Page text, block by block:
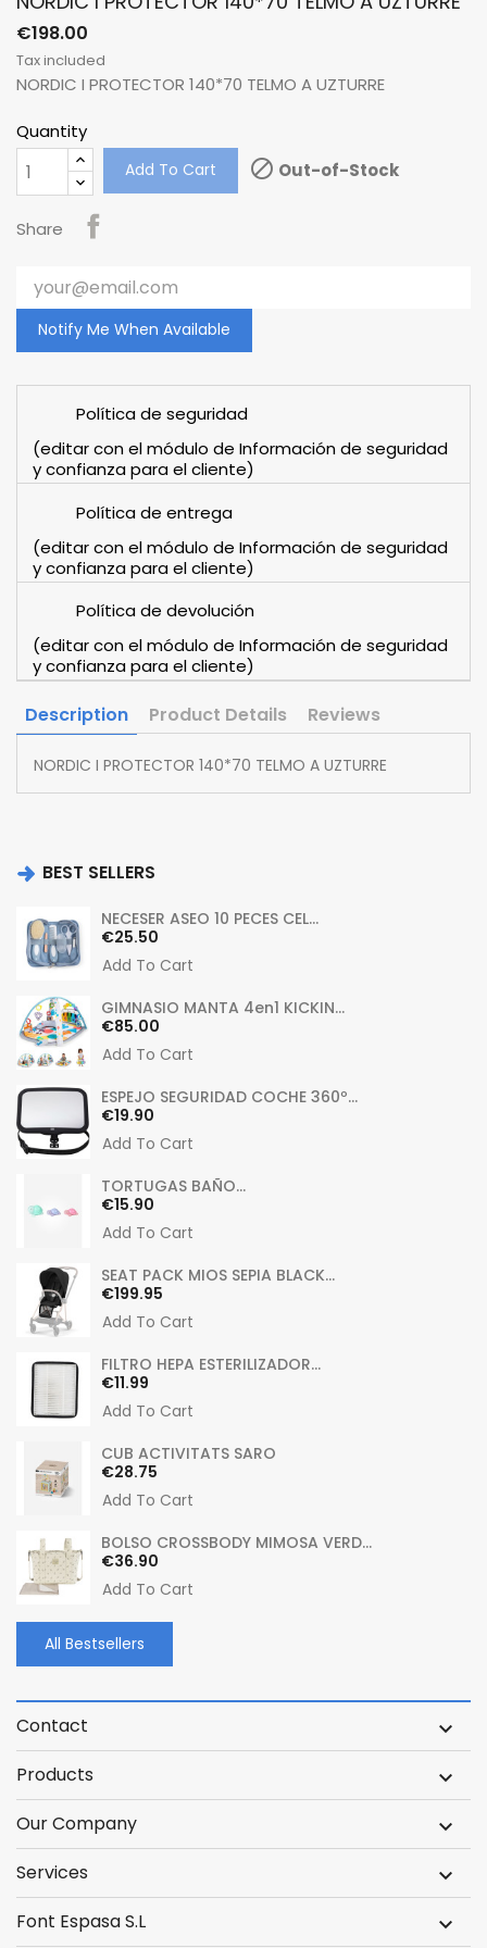
€198.00
Tax included
NORDIC I PROTECTOR 140*70 TELMO A UZTURRE
Quantity
Add To Cart  Out-of-Stock
Share
Notify Me When Available
Política de seguridad
(editar con el módulo de Información de seguridad
y confianza para el cliente)
Política de entrega
(editar con el módulo de Información de seguridad
y confianza para el cliente)
Política de devolución
(editar con el módulo de Información de seguridad
y confianza para el cliente)
Description Product Details Reviews
NORDIC I PROTECTOR 140*70 TELMO A UZTURRE
BEST SELLERS
NECESER ASEO 10 PECES CEL...
Price
€25.50
Add To Cart
GIMNASIO MANTA 4en1 KICKIN...
Price
€85.00
Add To Cart
ESPEJO SEGURIDAD COCHE 360º...
Price
€19.90
Add To Cart
TORTUGAS BAÑO...
Price
€15.90
Add To Cart
SEAT PACK MIOS SEPIA BLACK...
Price
€199.95
Add To Cart
FILTRO HEPA ESTERILIZADOR...
Price
€11.99
Add To Cart
CUB ACTIVITATS SARO
Price
€28.75
Add To Cart
BOLSO CROSSBODY MIMOSA VERD...
Price
€36.90
Add To Cart
All Bestsellers
Contact 
Products 
Our Company 
Services 
Font Espasa S.L 